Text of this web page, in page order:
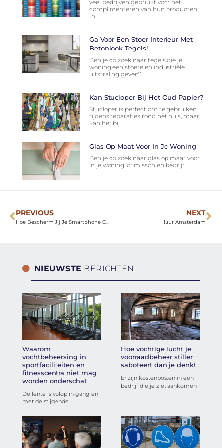
veel bedrijven gebruikt voor het
complimenteren van hun producten.
In
Ga Voor Een Stoer Interieur Met
Betonlook Tegels!
Ben je op zoek naar tegels die je
woning een stoere en industriële
uitstraling geven?
Kan Stucloper Bij Het Oud Papier?
Stucloper is perfect om te gebruiken
tijdens reparaties rond het huis, maar
kan het bij
Glas Op Maat Voor In Je Woning
Ben je op zoek naar glas op maat voor
in je woning, of misschien bedrijf
PREVIOUS
Hoe Bescherm Jij Je Smartphone Optimaal?
NEXT
Huur Amsterdam
NIEUWSTE BERICHTEN
Waarom
vochtbeheersing in
sportfaciliteiten en
fitnesscentra niet mag
worden onderschat
De lente is volop in gang en
met de stijgende
Hoe vochtige lucht je
voorraadbeheer stiller
saboteert dan je denkt
Er zijn kostenposten in een
bedrijf die je ziet aankomen